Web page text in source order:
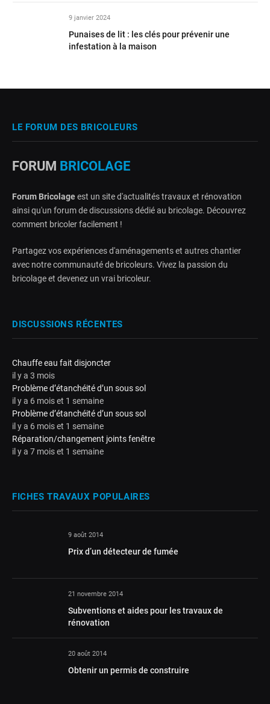
9 janvier 2024
Punaises de lit : les clés pour prévenir une
infestation à la maison
LE FORUM DES BRICOLEURS
FORUM BRICOLAGE
Forum Bricolageest un site d'actualités travaux et rénovation
ainsi qu'un forum de discussions dédié au bricolage. Découvrez
comment bricoler facilement !
Partagez vos expériences d'aménagements et autres chantier
avec notre communauté de bricoleurs. Vivez la passion du
bricolage et devenez un vrai bricoleur.
DISCUSSIONS RÉCENTES
Chauffe eau fait disjoncter
il y a 3 mois
Problème d’étanchéité d’un sous sol
il y a 6 mois et 1 semaine
Problème d’étanchéité d’un sous sol
il y a 6 mois et 1 semaine
Réparation/changement joints fenêtre
il y a 7 mois et 1 semaine
FICHES TRAVAUX POPULAIRES
9 août 2014
Prix d’un détecteur de fumée
21 novembre 2014
Subventions et aides pour les travaux de
rénovation
20 août 2014
Obtenir un permis de construire